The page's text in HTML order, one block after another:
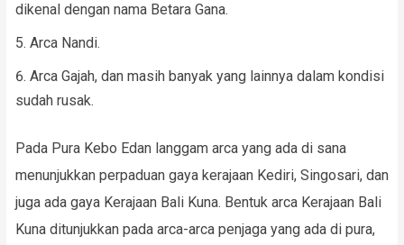
dikenal dengan nama Betara Gana.
Arca Nandi.
Arca Gajah, dan masih banyak yang lainnya dalam kondisi
sudah rusak.
Pada Pura Kebo Edan langgam arca yang ada di sana
menunjukkan perpaduan gaya kerajaan Kediri, Singosari, dan
juga ada gaya Kerajaan Bali Kuna. Bentuk arca Kerajaan Bali
Kuna ditunjukkan pada arca-arca penjaga yang ada di pura,